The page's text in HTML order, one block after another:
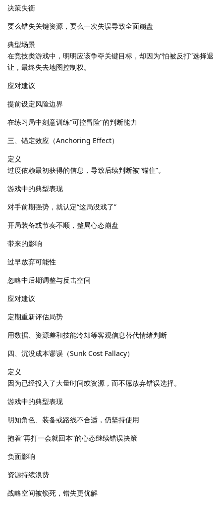
决策失衡
要么错失关键资源，要么一次失误导致全面崩盘
典型场景
在竞技类游戏中，明明应该争夺关键目标，却因为“怕被反打”选择退
让，最终失去地图控制权。
应对建议
提前设定风险边界
在练习局中刻意训练“可控冒险”的判断能力
三、锚定效应（Anchoring Effect）
定义
过度依赖最初获得的信息，导致后续判断被“锚住”。
游戏中的典型表现
对手前期强势，就认定“这局没戏了”
开局装备或节奏不顺，整局心态崩盘
带来的影响
过早放弃可能性
忽略中后期调整与反击空间
应对建议
定期重新评估局势
用数据、资源差和技能冷却等客观信息替代情绪判断
四、沉没成本谬误（Sunk Cost Fallacy）
定义
因为已经投入了大量时间或资源，而不愿放弃错误选择。
游戏中的典型表现
明知角色、装备或路线不合适，仍坚持使用
抱着“再打一会就回本”的心态继续错误决策
负面影响
资源持续浪费
战略空间被锁死，错失更优解